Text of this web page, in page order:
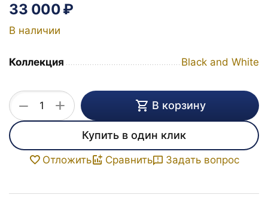
33 000₽
В наличии
Коллекция Black and White
+
− В корзину
Купить в один клик
Отложить Сравнить Задать вопрос